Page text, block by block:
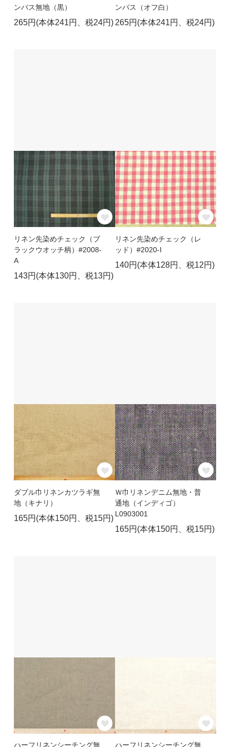
ンバス無地（黒）
265円(本体241円、税24円)
ンバス（オフ白）
265円(本体241円、税24円)
リネン先染めチェック（ブ
ラックウオッチ柄）#2008-
A
143円(本体130円、税13円)
リネン先染めチェック（レ
ッド）#2020-I
140円(本体128円、税12円)
ダブル巾リネンカツラギ無
地（キナリ）
165円(本体150円、税15円)
Ｗ巾リネンデニム無地・普
通地（インディゴ）
L0903001
165円(本体150円、税15円)
ハーフリネンシーチング無 ハーフリネンシーチング無